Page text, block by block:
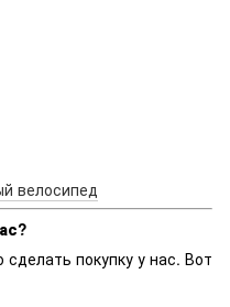
велосипед
покупку у нас. Вот